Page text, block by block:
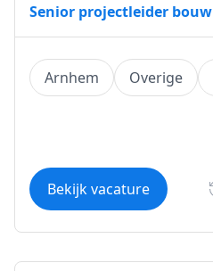
Senior projectleider bouw
Arnhem Overige
Bekijk vacature